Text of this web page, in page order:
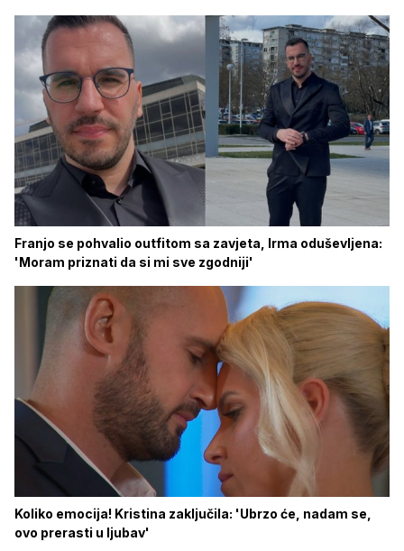
Franjo se pohvalio outfitom sa zavjeta, Irma oduševljena:
'Moram priznati da si mi sve zgodniji'
Koliko emocija! Kristina zaključila: 'Ubrzo će, nadam se,
ovo prerasti u ljubav'